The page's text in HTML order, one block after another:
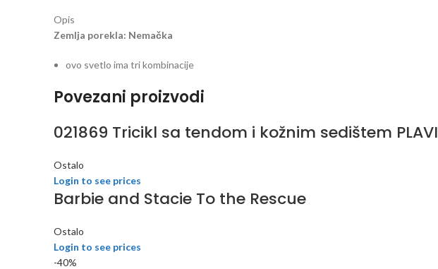
Opis
Zemlja porekla: Nemačka
ovo svetlo ima tri kombinacije
Povezani proizvodi
021869 Tricikl sa tendom i kožnim sedištem PLAVI
Ostalo
Login to see prices
Barbie and Stacie To the Rescue
Ostalo
Login to see prices
-40%